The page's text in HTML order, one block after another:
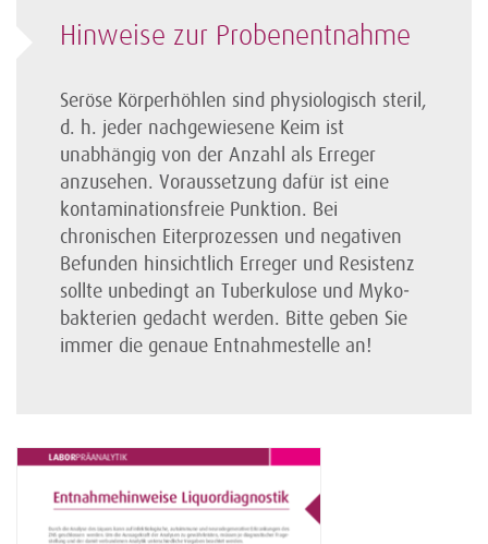
Hinweise zur Proben­entnahme
Seröse Körperhöhlen sind physiologisch steril,
d. h. jeder nachgewiesene Keim ist
unabhängig von der Anzahl als Erreger
anzusehen. Voraussetzung dafür ist eine
kontaminations­freie Punktion. Bei
chronischen Eiter­prozessen und negativen
Befunden hinsichtlich Erreger und Resistenz
sollte unbedingt an Tuberkulose und Myko­
bakterien gedacht werden. Bitte geben Sie
immer die genaue Entnahme­stelle an!